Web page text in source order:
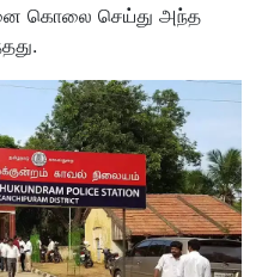
கொலை செய்து அந்த